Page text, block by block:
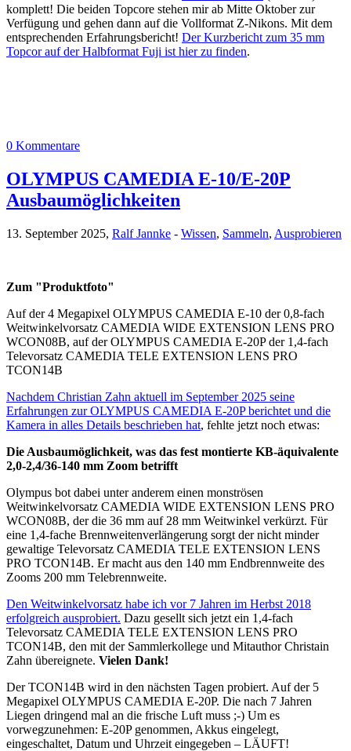
komplett! Die beiden Topcore stehen mir ab Mitte Oktober zur
Verfügung und gehen dann auf die Vollformat Z-Nikons. Mit dem
entsprechenden Erfahrungsbericht! Der Kurzbericht zum 35 mm
Topcor auf der Halbformat Fuji ist hier zu finden.
0 Kommentare
OLYMPUS CAMEDIA E-10/E-20P
Ausbaumöglichkeiten
13. September 2025, Ralf Jannke - Wissen, Sammeln, Ausprobieren
Zum "Produktfoto"
Auf der 4 Megapixel OLYMPUS CAMEDIA E-10 der 0,8-fach
Weitwinkelvorsatz CAMEDIA WIDE EXTENSION LENS PRO
WCON08B, auf der OLYMPUS CAMEDIA E-20P der 1,4-fach
Televorsatz CAMEDIA TELE EXTENSION LENS PRO
TCON14B
Nachdem Christian Zahn aktuell im September 2025 seine
Erfahrungen zur OLYMPUS CAMEDIA E-20P berichtet und die
Kamera in alles Details beschrieben hat, fehlte jetzt noch etwas:
Die Ausbaumöglichkeit, was das fest montierte KB-äquivalente
2,0-2,4/36-140 mm Zoom betrifft
Olympus bot dabei unter anderem einen monströsen
Weitwinkelvorsatz CAMEDIA WIDE EXTENSION LENS PRO
WCON08B, der die 36 mm auf 28 mm Weitwinkel verkürzt. Für
eine 1,4-fache Brennweitenverlängerung sorgt der nicht minder
gewaltige Televorsatz CAMEDIA TELE EXTENSION LENS
PRO TCON14B. Er macht aus den 140 mm Endbrennweite des
Zooms 200 mm Telebrennweite.
Den Weitwinkelvorsatz habe ich vor 7 Jahren im Herbst 2018
erfolgreich ausprobiert. Dazu gesellt sich jetzt ein 1,4-fach
Televorsatz CAMEDIA TELE EXTENSION LENS PRO
TCON14B, den mit der Sammlerkollege und Mitauthor Christain
Zahn übereignete. Vielen Dank!
Der TCON14B wird in den nächsten Tagen probiert. Auf der 5
Megapixel OLYMPUS CAMEDIA E-20P. Die nach 7 Jahren
Liegen dringend mal an die frische Luft muss ;-) Um es
vorwegzunehmen: E-20P genommen, Akkus eingelegt,
eingeschaltet, Datum und Uhrzeit eingegeben – LÄUFT!